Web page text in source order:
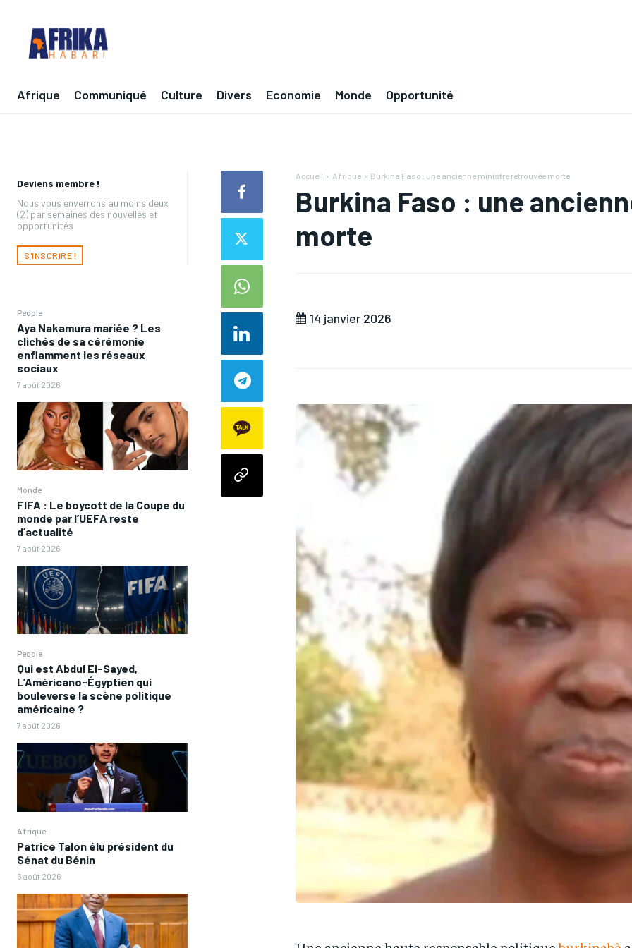
Afrique Communiqué Culture Divers Economie Monde Opportunité
Deviens membre !
Nous vous enverrons au moins deux
(2) par semaines des nouvelles et
opportunités
S'INSCRIRE !
People
Aya Nakamura mariée ? Les
clichés de sa cérémonie
enflamment les réseaux
sociaux
7 août 2026
Monde
FIFA : Le boycott de la Coupe du
monde par l’UEFA reste
d’actualité
7 août 2026
People
Qui est Abdul El-Sayed,
L’Américano-Égyptien qui
bouleverse la scène politique
américaine ?
7 août 2026
Afrique
Patrice Talon élu président du
Sénat du Bénin
6 août 2026
Accueil Afrique Burkina Faso : une ancienne ministre retrouvée morte
Burkina Faso : une
morte
14 janvier 2026